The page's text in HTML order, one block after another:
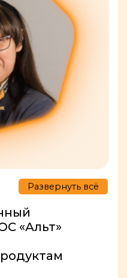
Развернуть всё
«Альт»